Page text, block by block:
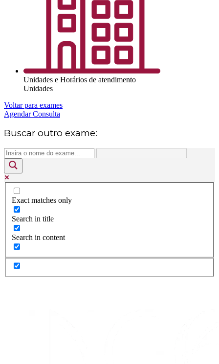
Unidades e Horários de atendimento
Unidades
Voltar para exames
Agendar Consulta
Buscar outro exame:
Exact matches only
Search in title
Search in content